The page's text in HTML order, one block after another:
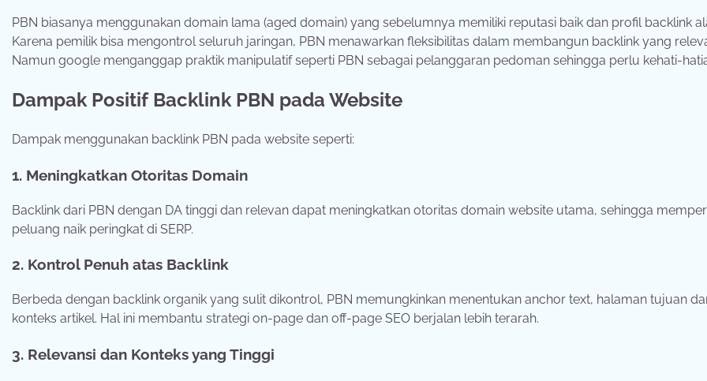
PBN biasanya menggunakan domain lama (aged domain) yang sebelumnya memiliki reputasi baik dan profil backlink
Karena pemilik bisa mengontrol seluruh jaringan, PBN menawarkan fleksibilitas dalam membangun backlink yang
Namun google menganggap praktik manipulatif seperti PBN sebagai pelanggaran pedoman sehingga perlu kehati-
Dampak Positif Backlink PBN pada Website
Dampak menggunakan backlink PBN pada website seperti:
1. Meningkatkan Otoritas Domain
Backlink dari PBN dengan DA tinggi dan relevan dapat meningkatkan otoritas domain website utama, sehingga
peluang naik peringkat di SERP.
2. Kontrol Penuh atas Backlink
Berbeda dengan backlink organik yang sulit dikontrol, PBN memungkinkan menentukan anchor text, halaman tujuan
konteks artikel. Hal ini membantu strategi on-page dan off-page SEO berjalan lebih terarah.
3. Relevansi dan Konteks yang Tinggi